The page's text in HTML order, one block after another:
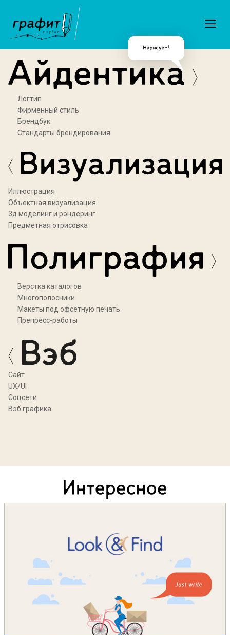
Логтип
Фирменный стиль
Брендбук
Стандарты брендирования
Иллюстрация
Объектная визуализация
3д моделинг и рэндеринг
Предметная отрисовка
Верстка каталогов
Многополосники
Макеты под офсетную печать
Препресс-работы
Cайт
UX/UI
Соцсети
Вэб графика